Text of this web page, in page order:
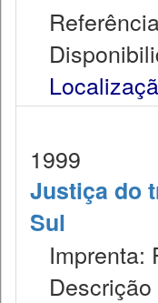
1999
Justiça do
Sul
Imprenta:
Descrição